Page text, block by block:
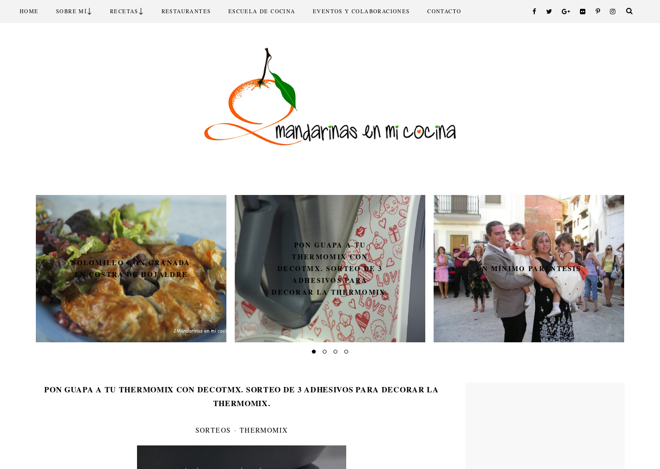
HOME SOBRE MÍ↓ RECETAS ↓ RESTAURANTES ESCUELA DE COCINA EVENTOS Y COLABORACIONES CONTACTO
PON GUAPA A TU
THERMOMIX CON
DECOTMX. SORTEO DE 3
ADHESIVOS PARA
DECORAR LA THERMOMIX.
UN MÍNIMO PARÉNTESIS POLLO STROGONOFF
PON GUAPA A TU THERMOMIX CON DECOTMX. SORTEO DE 3 ADHESIVOS PARA DECORAR LA
THERMOMIX.
SORTEOS · THERMOMIX